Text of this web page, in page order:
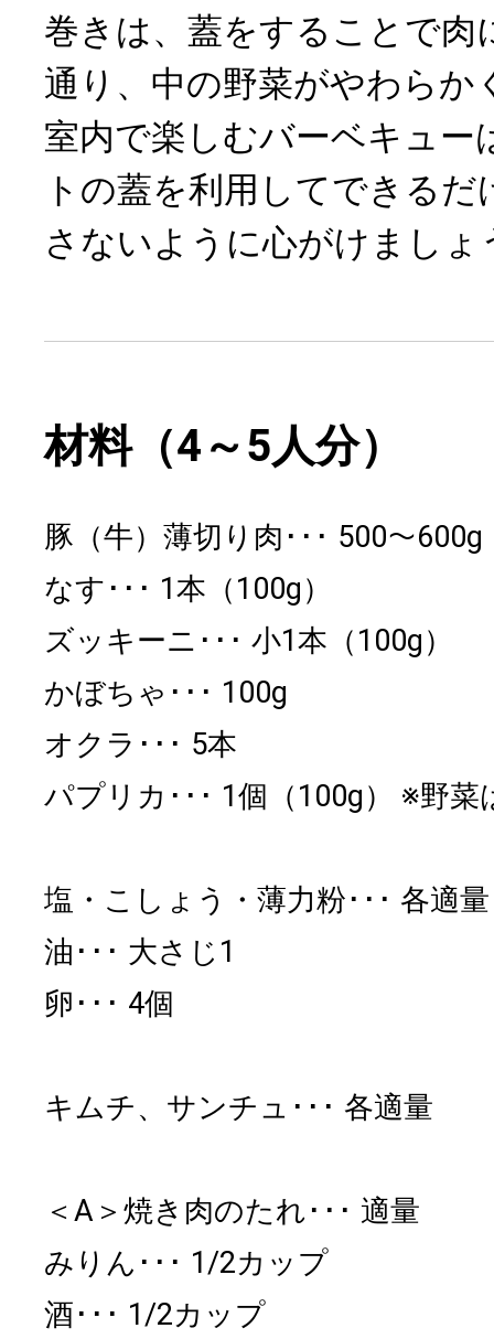
巻きは、蓋をすることで肉
通り、中の野菜がやわらか
室内で楽しむバーベキュー
トの蓋を利用してできる
さないように心がけましょ
材料（4～5人分）
豚（牛）薄切り肉
500～600g
なす
1本（100g）
ズッキーニ
小1本（100g）
かぼちゃ
100g
オクラ
5本
パプリカ
1個（100g） ※野菜
塩・こしょう・薄力粉
各適量
油
大さじ1
卵
4個
キムチ、サンチュ 各適量
＜A＞焼き肉のたれ
適量
みりん
1/2カップ
酒
1/2カップ